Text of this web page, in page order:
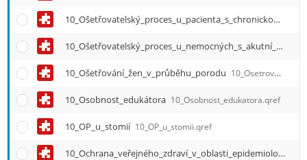
10_Ošetřovatelský_proces_u_pacienta_s_chronickou_ránou
10_Ošetřovatelský_proces_u_nemocných_s_akutní_otravou
10_Ošetřování_žen_v_průběhu_porodu 10_Osetrovani_zen_v_prubehu_porodu.qref
10_Osobnost_edukátora 10_Osobnost_edukatora.qref
10_OP_u_stomií 10_OP_u_stomii.qref
10_Ochrana_veřejného_zdraví_v_oblasti_epidemiologie,_předcházení_vzniku_a_šíření_infekčních_onemocnění